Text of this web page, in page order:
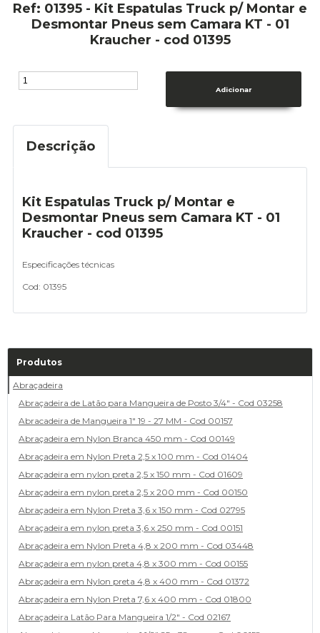
Ref: 01395 - Kit Espatulas Truck p/ Montar e
Desmontar Pneus sem Camara KT - 01
Kraucher - cod 01395
Descrição
Kit Espatulas Truck p/ Montar e
Desmontar Pneus sem Camara KT - 01
Kraucher - cod 01395
Especificações técnicas
Cod: 01395
Produtos
Abraçadeira
Abraçadeira de Latão para Mangueira de Posto 3/4" - Cod 03258
Abracadeira de Mangueira 1" 19 - 27 MM - Cod 00157
Abraçadeira em Nylon Branca 450 mm - Cod 00149
Abraçadeira em Nylon Preta 2,5 x 100 mm - Cod 01404
Abraçadeira em nylon preta 2,5 x 150 mm - Cod 01609
Abraçadeira em nylon preta 2,5 x 200 mm - Cod 00150
Abraçadeira em Nylon Preta 3,6 x 150 mm - Cod 02795
Abraçadeira em nylon preta 3,6 x 250 mm - Cod 00151
Abraçadeira em Nylon Preta 4,8 x 200 mm - Cod 03448
Abraçadeira em nylon preta 4,8 x 300 mm - Cod 00155
Abraçadeira em Nylon preta 4,8 x 400 mm - Cod 01372
Abraçadeira em Nylon Preta 7,6 x 400 mm - Cod 01800
Abraçadeira Latão Para Mangueira 1/2" - Cod 02167